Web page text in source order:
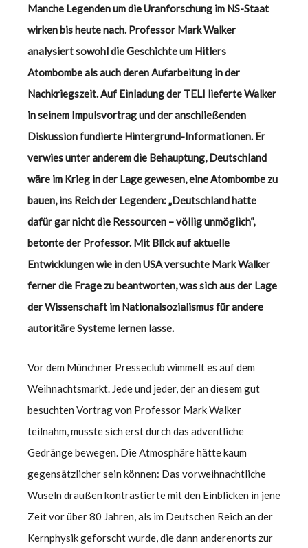
Manche Legenden um die Uranforschung im NS-Staat
wirken bis heute nach. Professor Mark Walker
analysiert sowohl die Geschichte um Hitlers
Atombombe als auch deren Aufarbeitung in der
Nachkriegszeit. Auf Einladung der TELI lieferte Walker
in seinem Impulsvortrag und der anschließenden
Diskussion fundierte Hintergrund-Informationen. Er
verwies unter anderem die Behauptung, Deutschland
wäre im Krieg in der Lage gewesen, eine Atombombe zu
bauen, ins Reich der Legenden: „Deutschland hatte
dafür gar nicht die Ressourcen – völlig unmöglich“,
betonte der Professor. Mit Blick auf aktuelle
Entwicklungen wie in den USA versuchte Mark Walker
ferner die Frage zu beantworten, was sich aus der Lage
der Wissenschaft im Nationalsozialismus für andere
autoritäre Systeme lernen lasse.
Vor dem Münchner Presseclub wimmelt es auf dem
Weihnachtsmarkt. Jede und jeder, der an diesem gut
besuchten Vortrag von Professor Mark Walker
teilnahm, musste sich erst durch das adventliche
Gedränge bewegen. Die Atmosphäre hätte kaum
gegensätzlicher sein können: Das vorweihnachtliche
Wuseln draußen kontrastierte mit den Einblicken in jene
Zeit vor über 80 Jahren, als im Deutschen Reich an der
Kernphysik geforscht wurde, die dann anderenorts zur